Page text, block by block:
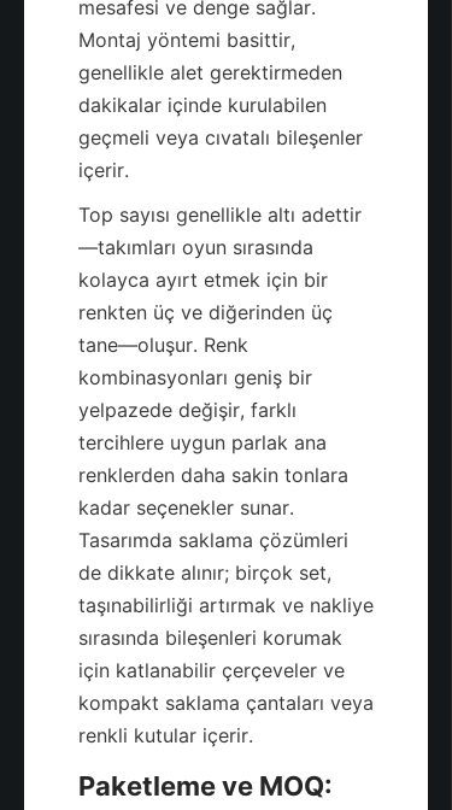
mesafesi ve denge sağlar.
Montaj yöntemi basittir,
genellikle alet gerektirmeden
dakikalar içinde kurulabilen
geçmeli veya cıvatalı bileşenler
içerir.
Top sayısı genellikle altı adettir
—takımları oyun sırasında
kolayca ayırt etmek için bir
renkten üç ve diğerinden üç
tane—oluşur. Renk
kombinasyonları geniş bir
yelpazede değişir, farklı
tercihlere uygun parlak ana
renklerden daha sakin tonlara
kadar seçenekler sunar.
Tasarımda saklama çözümleri
de dikkate alınır; birçok set,
taşınabilirliği artırmak ve nakliye
sırasında bileşenleri korumak
için katlanabilir çerçeveler ve
kompakt saklama çantaları veya
Paketleme ve MOQ: